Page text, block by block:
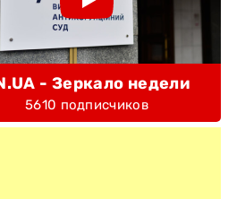
- Зеркало недели
5610 подписчиков